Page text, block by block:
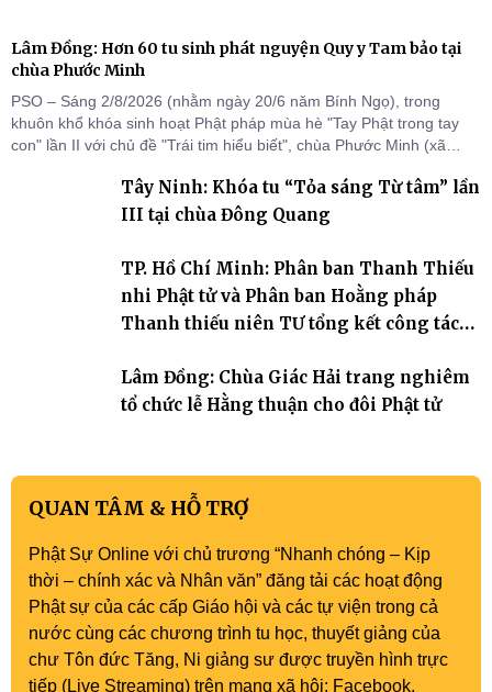
Lâm Đồng: Hơn 60 tu sinh phát nguyện Quy y Tam bảo tại
chùa Phước Minh
PSO – Sáng 2/8/2026 (nhằm ngày 20/6 năm Bính Ngọ), trong
khuôn khổ khóa sinh hoạt Phật pháp mùa hè "Tay Phật trong tay
con" lần II với chủ đề "Trái tim hiểu biết", chùa Phước Minh (xã
cho hơn 60 tu sinh.Tây Ninh: Khóa tu “Tỏa sáng Từ tâm” lần
III tại chùa Đông Quang
TP. Hồ Chí Minh: Phân ban Thanh Thiếu
nhi Phật tử và Phân ban Hoằng pháp
Thanh thiếu niên TƯ tổng kết công tác
Lâm Đồng: Chùa Giác Hải trang nghiêm
tổ chức lễ Hằng thuận cho đôi Phật tử
QUAN TÂM & HỖ TRỢ
Phật Sự Online với chủ trương “Nhanh chóng – Kịp
thời – chính xác và Nhân văn” đăng tải các hoạt động
Phật sự của các cấp Giáo hội và các tự viện trong cả
nước cùng các chương trình tu học, thuyết giảng của
chư Tôn đức Tăng, Ni giảng sư được truyền hình trực
tiếp (Live Streaming) trên mạng xã hội: Facebook,